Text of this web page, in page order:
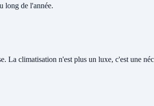
long de l'année.
La climatisation n'est plus un luxe, c'est une